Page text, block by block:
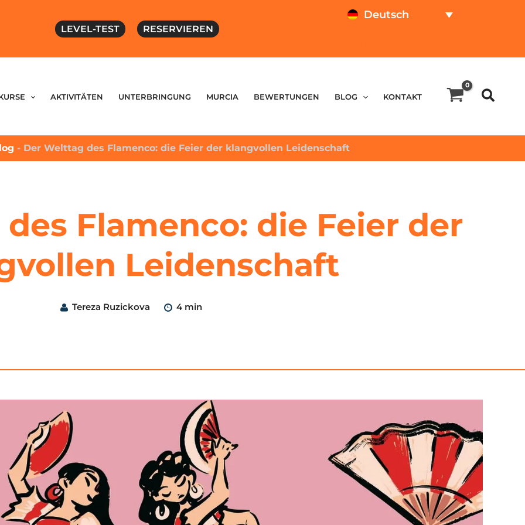
LEVEL-TEST RESERVIEREN
Deutsch
AKTIVITÄTEN UNTERBRINGUNG MURCIA BEWERTUNGEN BLOG KONTAKT
- Der Welttag des Flamenco: die Feier der klangvollen Leidenschaft
Flamenco: die Feier der
Leidenschaft
Tereza Ruzickova 4 min